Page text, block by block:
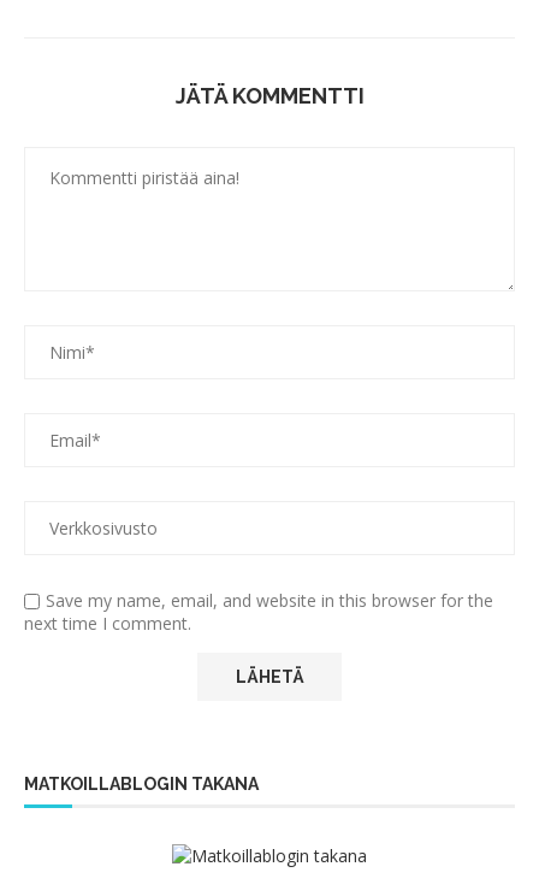
JÄTÄ KOMMENTTI
Save my name, email, and website in this browser for the
next time I comment.
MATKOILLABLOGIN TAKANA